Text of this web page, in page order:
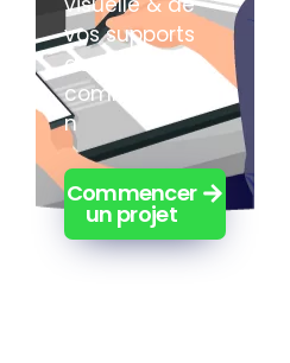
vos supports
de
communicatio
n
Commencer
un projet